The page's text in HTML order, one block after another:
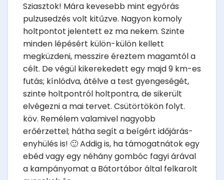
Sziasztok! Mára kevesebb mint egyórás
pulzusedzés volt kitűzve. Nagyon komoly
holtpontot jelentett ez ma nekem. Szinte
minden lépésért külön-külön kellett
megküzdeni, messzire éreztem magamtól a
célt. De végül kikerekedett egy majd 9 km-es
futás; kínlódva, átélve a test gyengeségét,
szinte holtpontról holtpontra, de sikerült
elvégezni a mai tervet. Csütörtökön folyt.
köv. Remélem valamivel nagyobb
erőérzettel; hátha segít a beígért időjárás-
enyhülés is! 🙂 Addig is, ha támogatnátok egy
ebéd vagy egy néhány gombóc fagyi árával
a kampányomat a Bátortábor által felkarolt